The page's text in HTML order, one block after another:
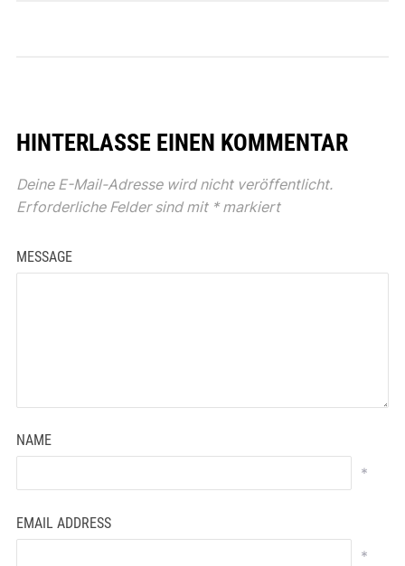
HINTERLASSE EINEN KOMMENTAR
Deine E-Mail-Adresse wird nicht veröffentlicht.
Erforderliche Felder sind mit *markiert
MESSAGE
NAME
*
EMAIL ADDRESS
*